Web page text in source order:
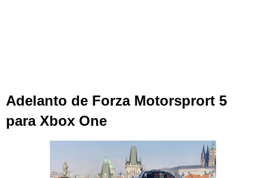
Adelanto de Forza Motorsprort 5
para Xbox One